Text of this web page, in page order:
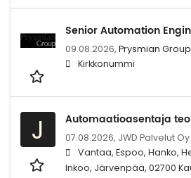
Senior Automation
09.08.2026, Prysmian Group
Kirkkonummi
J Automaatioasentaja
07.08.2026, JWD Palvelut Oy
Vantaa, Espoo, Hanko,
Inkoo, Järvenpää, 02700